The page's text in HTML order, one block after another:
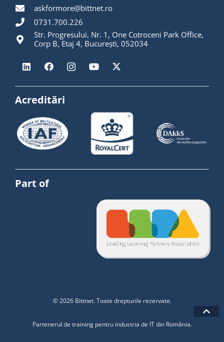
askformore@bittnet.ro
0731.700.226
Str. Progresului, Nr. 1, One Cotroceni Park Office,
Corp B, Etaj 4, București, 052034
Acreditări
Part of
© 2026 Bittnet. Toate drepturile rezervate.
Partenerul de training pentru industria de IT din România.